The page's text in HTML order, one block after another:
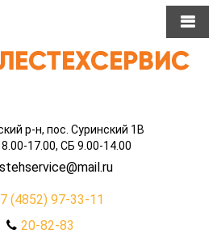
р-н, пос. Суринский 1В
17.00, СБ 9.00-14.00
(4852) 97-33-11
20-82-83